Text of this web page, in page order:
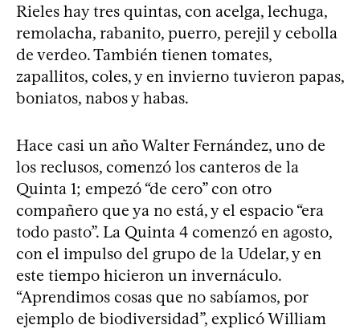
Rieles hay tres quintas, con acelga, lechuga,
remolacha, rabanito, puerro, perejil y cebolla
de verdeo. También tienen tomates,
zapallitos, coles, y en invierno tuvieron papas,
boniatos, nabos y habas.
Hace casi un año Walter Fernández, uno de
los reclusos, comenzó los canteros de la
Quinta 1; empezó “de cero” con otro
compañero que ya no está, y el espacio “era
todo pasto”. La Quinta 4 comenzó en agosto,
con el impulso del grupo de la Udelar, y en
este tiempo hicieron un invernáculo.
“Aprendimos cosas que no sabíamos, por
ejemplo de biodiversidad”, explicó William